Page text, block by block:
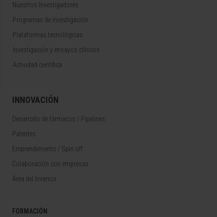
Nuestros Investigadores
Programas de investigación
Plataformas tecnológicas
Investigación y ensayos clínicos
Actividad científica
INNOVACIÓN
Desarrollo de fármacos / Pipelines
Patentes
Emprendimiento / Spin off
Colaboración con empresas
Área del Inversor
FORMACIÓN